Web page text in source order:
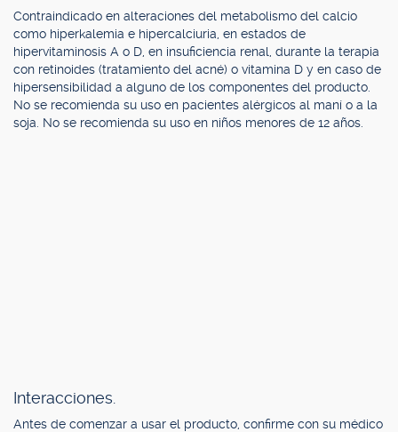
Contraindicado en alteraciones del metabolismo del calcio
como hiperkalemia e hipercalciuria, en estados de
hipervitaminosis A o D, en insuficiencia renal, durante la terapia
con retinoides (tratamiento del acné) o vitamina D y en caso de
hipersensibilidad a alguno de los componentes del producto.
No se recomienda su uso en pacientes alérgicos al maní o a la
soja. No se recomienda su uso en niños menores de 12 años.
Interacciones.
Antes de comenzar a usar el producto, confirme con su médico